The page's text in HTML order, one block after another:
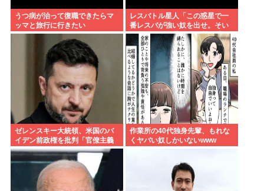
うつ病が治って復職できたらマ
ッマと旅行に行きたい
レスバトル星人「この惑星で一
番レスバが強い奴を出せ。そい
つが負けたら滅ぼす」 誰を出
す？
ゼレンスキー大統領、米国のバ
イデン前政権を批判「官僚主義
だった」
作業所の40代独身先輩、もれな
くヤバい奴しかいないwww